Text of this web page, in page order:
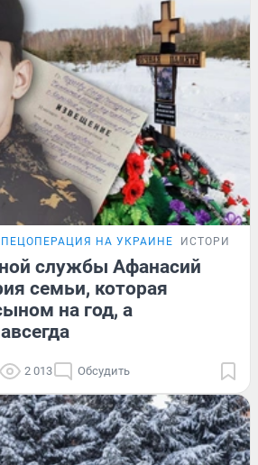
НА УКРАИНЕ ИСТОРИИ
службы Афанасий
семьи, которая
на год, а
2 013 Обсудить